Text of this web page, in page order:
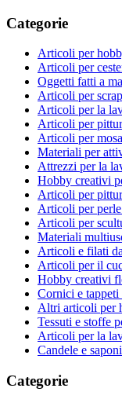
Categorie
Articoli per
Articoli per
Oggetti fatti a
Articoli per
Articoli per la
Articoli per
Articoli per
Materiali per
Attrezzi per la
Hobby creativi
Articoli per
Articoli per
Articoli per
Materiali
Articoli e filati
Articoli per il
Hobby creativi
Cornici e
Altri articoli per
Tessuti e stoffe
Articoli per la
Candele e
Categorie